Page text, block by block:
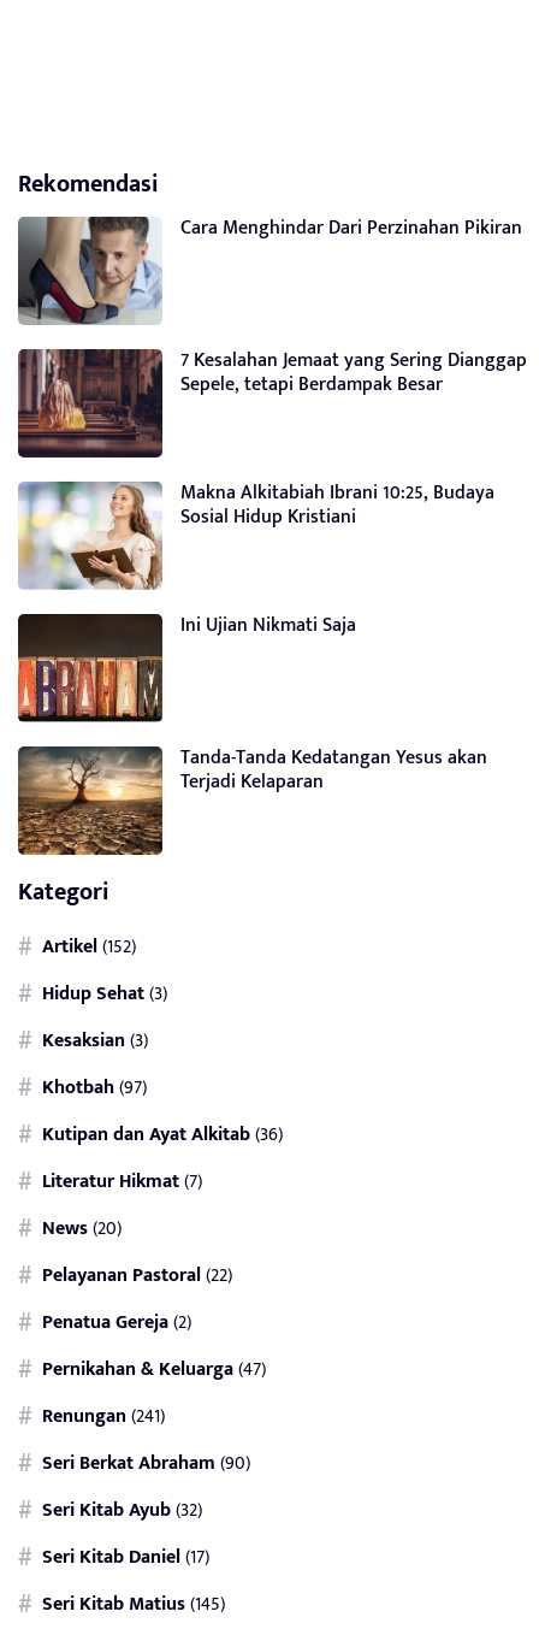
Rekomendasi
Cara Menghindar Dari Perzinahan Pikiran
7 Kesalahan Jemaat yang Sering Dianggap
Sepele, tetapi Berdampak Besar
Makna Alkitabiah Ibrani 10:25, Budaya
Sosial Hidup Kristiani
Ini Ujian Nikmati Saja
Tanda-Tanda Kedatangan Yesus akan
Terjadi Kelaparan
Kategori
Artikel(152)
Hidup Sehat(3)
Kesaksian(3)
Khotbah(97)
Kutipan dan Ayat Alkitab(36)
Literatur Hikmat(7)
News(20)
Pelayanan Pastoral(22)
Penatua Gereja(2)
Pernikahan & Keluarga(47)
Renungan(241)
Seri Berkat Abraham(90)
Seri Kitab Ayub(32)
Seri Kitab Daniel(17)
Seri Kitab Matius(145)